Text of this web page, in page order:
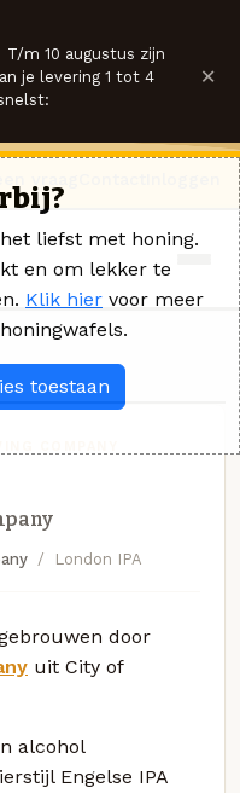
T/m 10 augustus zijn
je levering 1 tot 4
×
London IPA
door
uit City of
alcohol
Engelse IPA
liefst met honing.
en om lekker te
Klik hier voor meer
toestaan